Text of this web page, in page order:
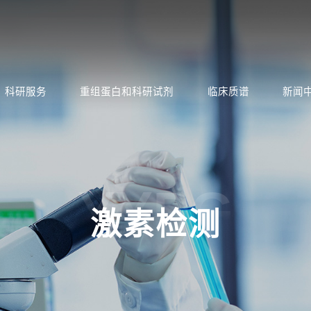
科研服务 重组蛋白和科研试剂 临床质谱 新闻
YYPG
激素检测